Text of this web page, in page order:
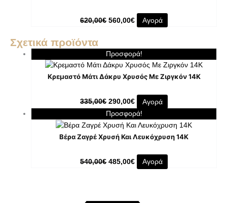
620,00€ 560,00€ Αγορά
Σχετικά προϊόντα
Προσφορά!
Κρεμαστό Μάτι Δάκρυ Χρυσός Με Ζιργκόν 14K
335,00€ 290,00€
Αγορά
Προσφορά!
Βέρα Ζαγρέ Χρυσή Και Λευκόχρυση 14Κ
540,00€ 485,00€ Αγορά